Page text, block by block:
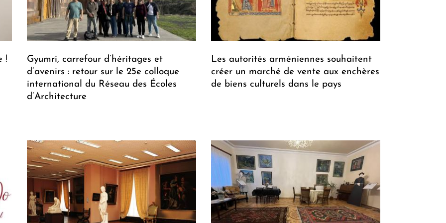
!
Gyumri, carrefour d’héritages et
d’avenirs : retour sur le 25e colloque
international du Réseau des Écoles
d’Architecture
Les autorités arméniennes souhaitent
créer un marché de vente aux enchères
de biens culturels dans le pays